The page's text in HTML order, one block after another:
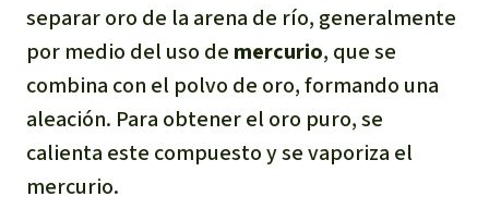
separar oro de la arena de río, generalmente
por medio del uso de mercurio, que se
combina con el polvo de oro, formando una
aleación. Para obtener el oro puro, se
calienta este compuesto y se vaporiza el
mercurio.